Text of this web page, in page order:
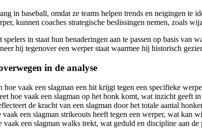
in baseball, omdat ze teams helpen trends en neigingen
kunnen coaches strategische beslissingen nemen, zoals
in staat hun benaderingen aan te passen op basis
hij tegenover een werper staat waarmee hij historisch
in de analyse
hoe vaak een slagman een hit krijgt tegen een specifieke
hoe vaak een slagman op het honk komt, wat inzicht geeft
de kracht van een slagman door het totale aantal
vaak een slagman strikeouts heeft tegen een werper, wat kan
vaak een slagman walks trekt, wat geduld en discipline aan de